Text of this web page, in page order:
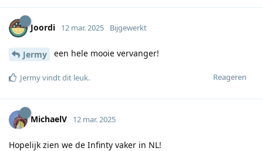
Joordi 12 mar. 2025 Bijgewerkt
Jermy een hele mooie vervanger!
Reageren
Jermyvindt dit leuk.
MichaelV 12 mar. 2025
Hopelijk zien we de Infinty vaker in NL!